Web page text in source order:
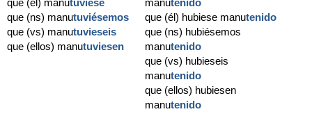
que (ns) manutuviésemos
que (vs) manutuvieseis
que (ellos) manutuviesen
que (él) hubiese manutenido
que (ns) hubiésemos
manutenido
que (vs) hubieseis
manutenido
que (ellos) hubiesen
manutenido